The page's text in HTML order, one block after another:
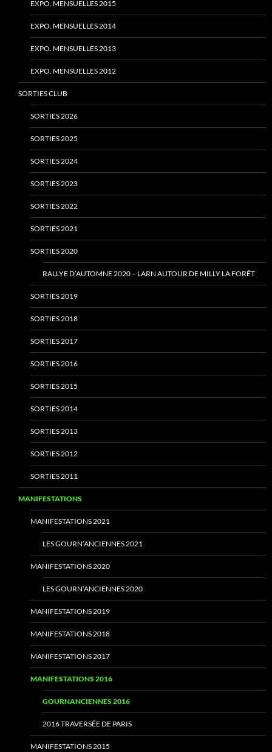
EXPO. MENSUELLES 2015
EXPO. MENSUELLES 2014
EXPO. MENSUELLES 2013
EXPO. MENSUELLES 2012
SORTIES CLUB
SORTIES 2026
SORTIES 2025
SORTIES 2024
SORTIES 2023
SORTIES 2022
SORTIES 2021
SORTIES 2020
RALLYE D’AUTOMNE 2020 – LARN AUTOUR DE MILLY LA FORÊT
SORTIES 2019
SORTIES 2018
SORTIES 2017
SORTIES 2016
SORTIES 2015
SORTIES 2014
SORTIES 2013
SORTIES 2012
SORTIES 2011
MANIFESTATIONS
MANIFESTATIONS 2021
LES GOURN’ANCIENNES 2021
MANIFESTATIONS 2020
LES GOURN’ANCIENNES 2020
MANIFESTATIONS 2019
MANIFESTATIONS 2018
MANIFESTATIONS 2017
MANIFESTATIONS 2016
GOURNANCIENNES 2016
2016 TRAVERSÉE DE PARIS
MANIFESTATIONS 2015